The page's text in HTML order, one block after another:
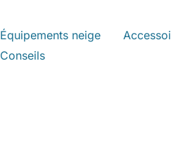
Équipements neige
Conseils